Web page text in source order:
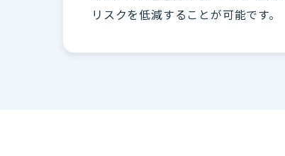
リスクを低減することが可能です。